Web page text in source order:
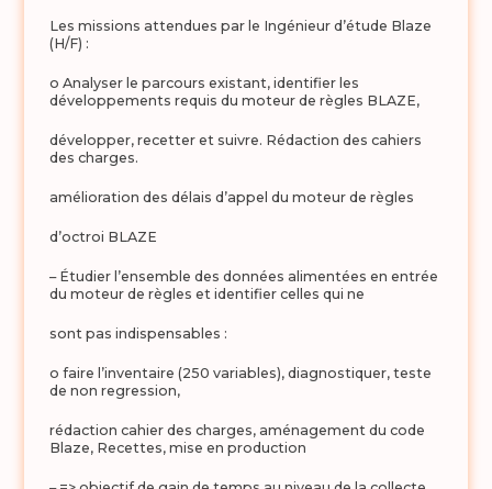
Les missions attendues par le Ingénieur d’étude Blaze
(H/F) :
o Analyser le parcours existant, identifier les
développements requis du moteur de règles BLAZE,
développer, recetter et suivre. Rédaction des cahiers
des charges.
amélioration des délais d’appel du moteur de règles
d’octroi BLAZE
– Étudier l’ensemble des données alimentées en entrée
du moteur de règles et identifier celles qui ne
sont pas indispensables :
o faire l’inventaire (250 variables), diagnostiquer, teste
de non regression,
rédaction cahier des charges, aménagement du code
Blaze, Recettes, mise en production